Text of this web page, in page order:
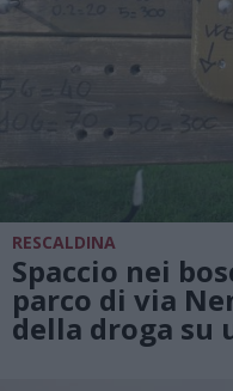
RESCALDINA
Spaccio nei
parco di via
della droga su